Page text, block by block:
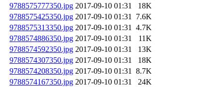
9788575777350.jpg 2017-09-10 01:31
18K
9788575425350.jpg 2017-09-10 01:31 7.6K
9788575313350.jpg 2017-09-10 01:31 4.7K
9788574886350.jpg 2017-09-10 01:31
11K
9788574592350.jpg 2017-09-10 01:31
13K
9788574307350.jpg 2017-09-10 01:31
18K
9788574208350.jpg 2017-09-10 01:31 8.7K
9788574167350.jpg 2017-09-10 01:31
24K